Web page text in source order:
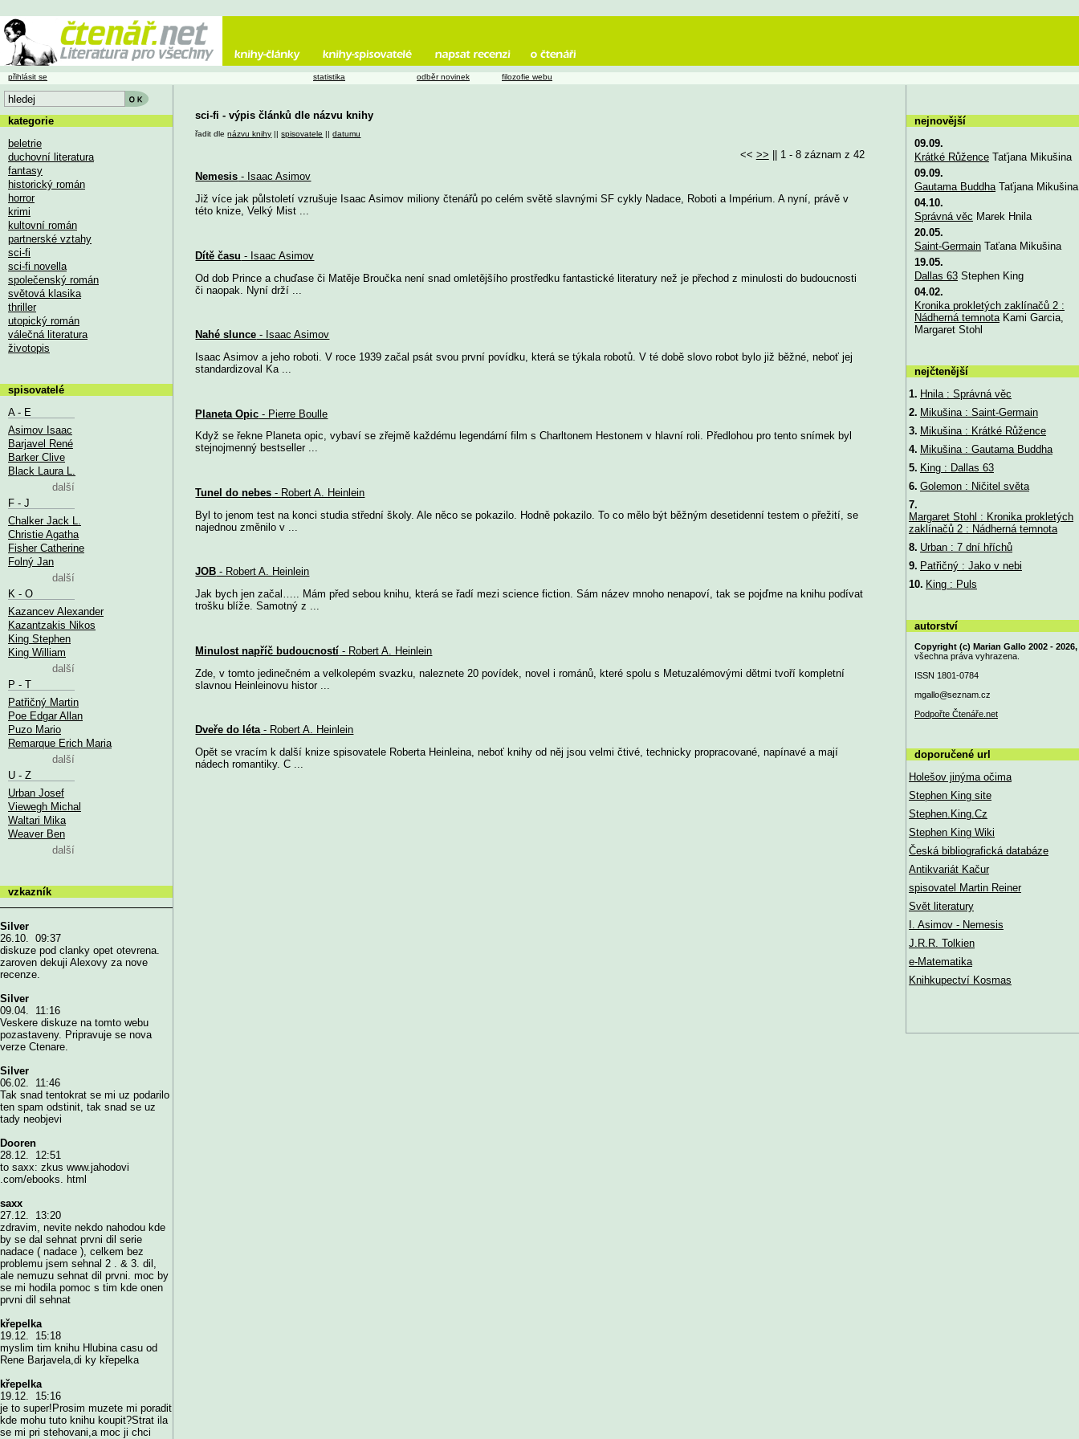
sci-fi - výpis článků dle názvu knihy
řadit dlenázvu knihy ||spisovatele ||datumu
<< >> || 1 - 8 záznam z 42
Nemesis - Isaac Asimov
Již více jak půlstoletí vzrušuje Isaac Asimov miliony čtenářů po celém světě slavnými SF cykly Nadace, Roboti a Impérium. A nyní, právě v
této knize, Velký Mist ...
Dítě času - Isaac Asimov
Od dob Prince a chuďase či Matěje Broučka není snad omletějšího prostředku fantastické literatury než je přechod z minulosti do budoucnosti
či naopak. Nyní drží ...
Nahé slunce - Isaac Asimov
Isaac Asimov a jeho roboti. V roce 1939 začal psát svou první povídku, která se týkala robotů. V té době slovo robot bylo již běžné, neboť jej
standardizoval Ka ...
Planeta Opic - Pierre Boulle
Když se řekne Planeta opic, vybaví se zřejmě každému legendární film s Charltonem Hestonem v hlavní roli. Předlohou pro tento snímek byl
stejnojmenný bestseller ...
Tunel do nebes - Robert A. Heinlein
Byl to jenom test na konci studia střední školy. Ale něco se pokazilo. Hodně pokazilo. To co mělo být běžným desetidenní testem o přežití, se
najednou změnilo v ...
JOB - Robert A. Heinlein
Jak bych jen začal….. Mám před sebou knihu, která se řadí mezi science fiction. Sám název mnoho nenapoví, tak se pojďme na knihu podívat
trošku blíže. Samotný z ...
Minulost napříč budoucností - Robert A. Heinlein
Zde, v tomto jedinečném a velkolepém svazku, naleznete 20 povídek, novel i románů, které spolu s Metuzalémovými dětmi tvoří kompletní
slavnou Heinleinovu histor ...
Dveře do léta- Robert A. Heinlein
Opět se vracím k další knize spisovatele Roberta Heinleina, neboť knihy od něj jsou velmi čtivé, technicky propracované, napínavé a mají
nádech romantiky. C ...
přihlásit se statistika odběr novinek filozofie webu
kategorie
beletrie
duchovní literatura
fantasy
historický román
horror
krimi
kultovní román
partnerské vztahy
sci-fi
sci-fi novella
společenský román
světová klasika
thriller
utopický román
válečná literatura
životopis
spisovatelé
A - E
Asimov Isaac
Barjavel René
Barker Clive
Black Laura L.
další
F - J
Chalker Jack L.
Christie Agatha
Fisher Catherine
Folný Jan
další
K - O
Kazancev Alexander
Kazantzakis Nikos
King Stephen
King William
další
P - T
Patřičný Martin
Poe Edgar Allan
Puzo Mario
Remarque Erich Maria
další
U - Z
Urban Josef
Viewegh Michal
Waltari Mika
Weaver Ben
další
vzkazník
Silver
26.10. 09:37
diskuze pod clanky opet otevrena.
zaroven dekuji Alexovy za nove
recenze.
Silver
09.04. 11:16
Veskere diskuze na tomto webu
pozastaveny. Pripravuje se nova
verze Ctenare.
Silver
06.02. 11:46
Tak snad tentokrat se mi uz podarilo
ten spam odstinit, tak snad se uz
tady neobjevi
Dooren
28.12. 12:51
to saxx: zkus www.jahodovi
.com/ebooks. html
saxx
27.12. 13:20
zdravim, nevite nekdo nahodou kde
by se dal sehnat prvni dil serie
nadace ( nadace ), celkem bez
problemu jsem sehnal 2 . & 3. dil,
ale nemuzu sehnat dil prvni. moc by
se mi hodila pomoc s tim kde onen
prvni dil sehnat
křepelka
19.12. 15:18
myslim tim knihu Hlubina casu od
Rene Barjavela,di ky křepelka
křepelka
19.12. 15:16
je to super!Prosim muzete mi poradit
kde mohu tuto knihu koupit?Strat ila
se mi pri stehovani,a moc ji chci
nejnovější
09.09.
Krátké RůženceTaťjana Mikušina
09.09.
Gautama BuddhaTaťjana Mikušina
04.10.
Správná věc Marek Hnila
20.05.
Saint-GermainTaťana Mikušina
19.05.
Dallas 63Stephen King
04.02.
Kronika prokletých zaklínačů 2 :
Nádherná temnotaKami Garcia,
Margaret Stohl
nejčtenější
1. Hnila : Správná věc
2. Mikušina : Saint-Germain
3. Mikušina : Krátké Růžence
4. Mikušina : Gautama Buddha
5. King : Dallas 63
6. Golemon : Ničitel světa
7.
Margaret Stohl : Kronika prokletých
zaklínačů 2 : Nádherná temnota
8. Urban : 7 dní hříchů
9. Patřičný : Jako v nebi
10. King : Puls
autorství
Copyright (c) Marian Gallo 2002 - 2026,
všechna práva vyhrazena.
ISSN 1801-0784
mgallo@seznam.cz
Podpořte Čtenáře.net
doporučené url
Holešov jinýma očima
Stephen King site
Stephen.King.Cz
Stephen King Wiki
Česká bibliografická databáze
Antikvariát Kačur
spisovatel Martin Reiner
Svět literatury
I. Asimov - Nemesis
J.R.R. Tolkien
e-Matematika
Knihkupectví Kosmas